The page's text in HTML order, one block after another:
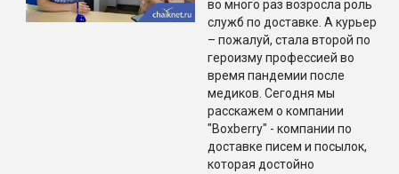
во много раз возросла роль
служб по доставке. А курьер
– пожалуй, стала второй по
героизму профессией во
время пандемии после
медиков. Сегодня мы
расскажем о компании
"Boxberry" - компании по
доставке писем и посылок,
которая достойно